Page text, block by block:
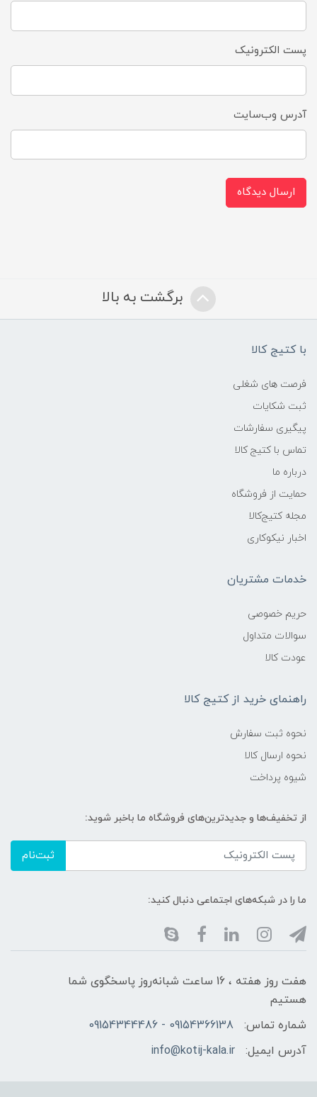
پست الکترونیک
آدرس وب‌سایت
ارسال دیدگاه
برگشت به بالا
با کتیج کالا
فرصت های شغلی
ثبت شکایات
پیگیری سفارشات
تماس با کتیج کالا
درباره ما
حمایت از فروشگاه
مجله کتیج‌کالا
اخبار نیکوکاری
خدمات مشتریان
حریم خصوصی
سوالات متداول
عودت کالا
راهنمای خرید از کتیج کالا
نحوه ثبت سفارش
نحوه ارسال کالا
شیوه پرداخت
از تخفیف‌ها و جدیدترین‌های فروشگاه ما باخبر شوید:
ثبت‌نام
ما را در شبکه‌های اجتماعی دنبال کنید:
هفت روز هفته ، 16 ساعت شبانه‌روز پاسخگوی شما
هستیم
شماره تماس:
09154366138 - 09154344486
آدرس ایمیل:
info@kotij-kala.ir